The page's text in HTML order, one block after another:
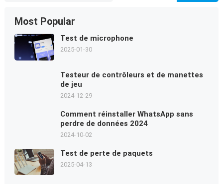
Most Popular
Test de microphone
2025-01-30
Testeur de contrôleurs et de manettes
de jeu
2024-12-29
Comment réinstaller WhatsApp sans
perdre de données 2024
2024-10-02
Test de perte de paquets
2025-04-13